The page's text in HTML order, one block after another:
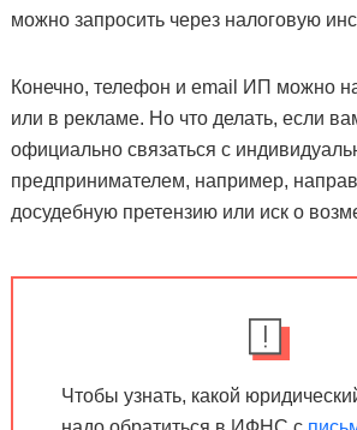
можно запросить через налоговую
Конечно, телефон и email ИП можно
или в рекламе. Но что делать, если
официально связаться с
предпринимателем, например,
досудебную претензию или иск о
Чтобы узнать, какой